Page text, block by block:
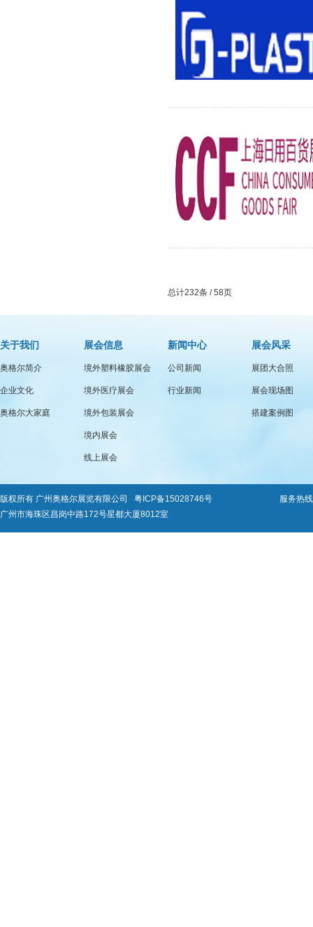
总计232条 / 58页
关于我们
奥格尔简介
企业文化
奥格尔大家庭
展会信息
境外塑料橡胶展会
境外医疗展会
境外包装展会
境内展会
线上展会
新闻中心
公司新闻
行业新闻
展会风采
展团大合照
展会现场图
搭建案例图
版权所有 广州奥格尔展览有限公司 粤ICP备15028746号
服务热
广州市海珠区昌岗中路172号星都大厦8012室